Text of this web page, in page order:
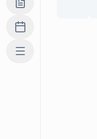
Indkøbslisten
Madplan
Mere